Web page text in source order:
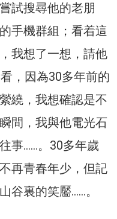
試搜尋他的老朋
手機群組；看着這
我想了一想，請他
，因為30多年前的
繞，我想確認是不
間，我與他電光石
事……。30多年歲
再青春年少，但記
谷裏的笑靨……。